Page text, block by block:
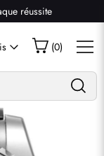
réussite
(0)
autorisés à